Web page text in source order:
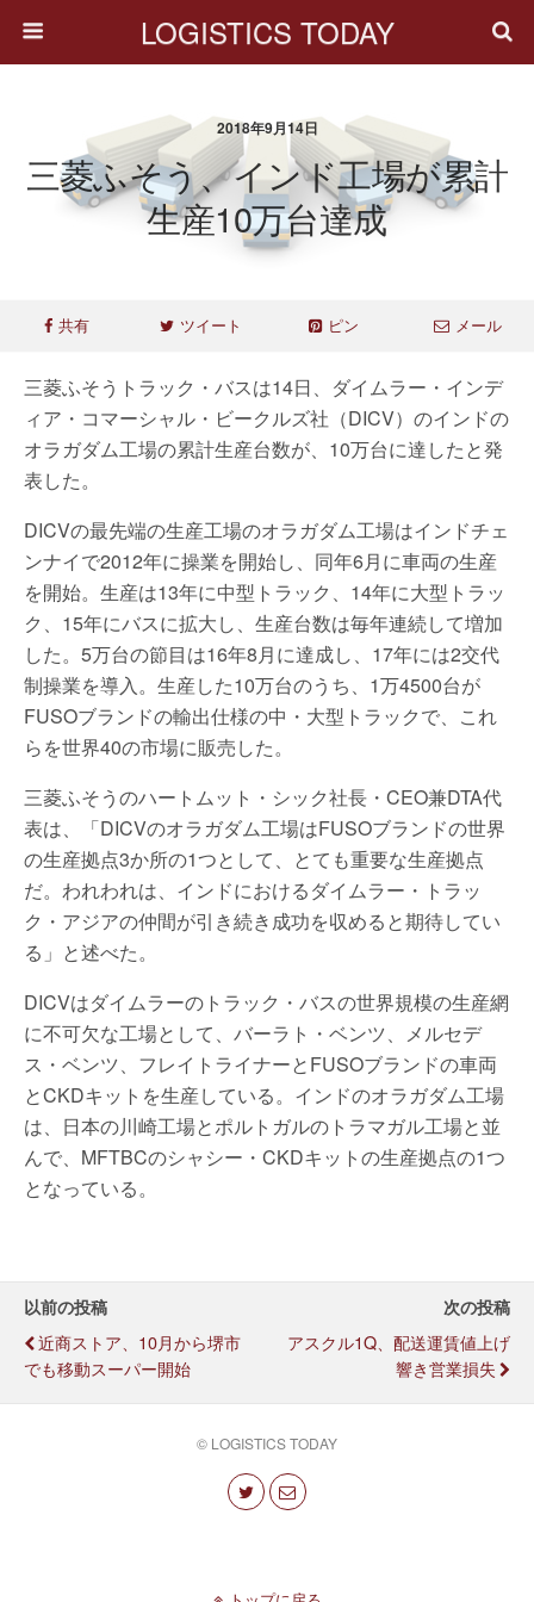
LOGISTICS TODAY
2018年9月14日
三菱ふそう、インド工場が累計
生産10万台達成
共有 ツイート ピン メール
三菱ふそうトラック・バスは14日、ダイムラー・インデ
ィア・コマーシャル・ビークルズ社（DICV）のインドの
オラガダム工場の累計生産台数が、10万台に達したと発
表した。
DICVの最先端の生産工場のオラガダム工場はインドチェ
ンナイで2012年に操業を開始し、同年6月に車両の生産
を開始。生産は13年に中型トラック、14年に大型トラッ
ク、15年にバスに拡大し、生産台数は毎年連続して増加
した。5万台の節目は16年8月に達成し、17年には2交代
制操業を導入。生産した10万台のうち、1万4500台が
FUSOブランドの輸出仕様の中・大型トラックで、これ
らを世界40の市場に販売した。
三菱ふそうのハートムット・シック社長・CEO兼DTA代
表は、「DICVのオラガダム工場はFUSOブランドの世界
の生産拠点3か所の1つとして、とても重要な生産拠点
だ。われわれは、インドにおけるダイムラー・トラッ
ク・アジアの仲間が引き続き成功を収めると期待してい
る」と述べた。
DICVはダイムラーのトラック・バスの世界規模の生産網
に不可欠な工場として、バーラト・ベンツ、メルセデ
ス・ベンツ、フレイトライナーとFUSOブランドの車両
とCKDキットを生産している。インドのオラガダム工場
は、日本の川崎工場とポルトガルのトラマガル工場と並
んで、MFTBCのシャシー・CKDキットの生産拠点の1つ
となっている。
以前の投稿
近商ストア、10月から堺市
でも移動スーパー開始
次の投稿
アスクル1Q、配送運賃値上げ
響き営業損失
© LOGISTICS TODAY